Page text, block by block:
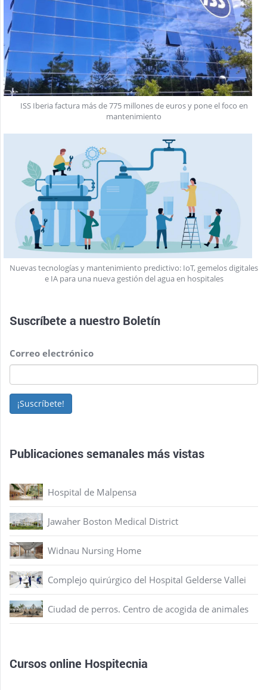
ISS Iberia factura más de 775 millones de euros y pone el foco en
mantenimiento
Nuevas tecnologías y mantenimiento predictivo: IoT, gemelos digitales
e IA para una nueva gestión del agua en hospitales
Suscríbete a nuestro Boletín
Correo electrónico
¡Suscríbete!
Publicaciones semanales más vistas
Hospital de Malpensa
Jawaher Boston Medical District
Widnau Nursing Home
Complejo quirúrgico del Hospital Gelderse Vallei
Ciudad de perros. Centro de acogida de animales
Cursos online Hospitecnia